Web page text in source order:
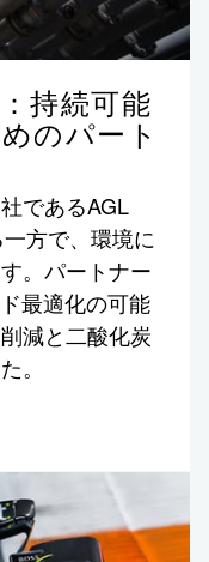
持続可能
のパート
であるAGL
方で、環境に
。パートナー
最適化の可能
減と二酸化炭
。